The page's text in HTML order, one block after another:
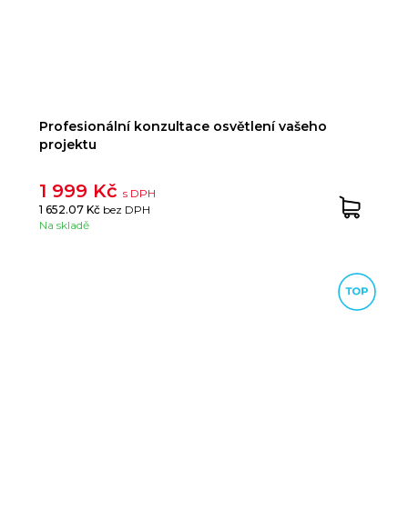
Profesionální konzultace osvětlení vašeho
projektu
1 999 Kčs DPH
1 652.07 Kč bez DPH
Na skladě